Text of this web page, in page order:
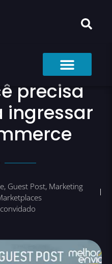
precisa
ingressar
, Guest Post, Marketing